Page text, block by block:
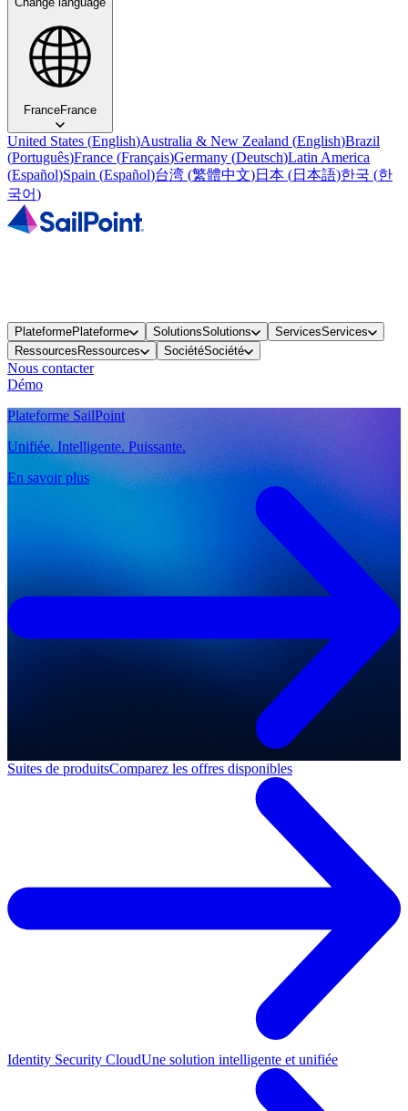
FranceFrance
United States (English)Australia & New Zealand (English)Brazil
(Português)France (Français)Germany (Deutsch)Latin America
(Español)Spain (Español)台湾 (繁體中文)日本 (日本語)한국 (한
국어)
PlateformePlateforme SolutionsSolutions ServicesServices
Ressources Ressources SociétéSociété
Nous contacter
Démo
Plateforme SailPoint
Unifiée. Intelligente. Puissante.
En savoir plus
Suites de produitsComparez les offres disponibles
Identity Security CloudUne solution intelligente et unifiée